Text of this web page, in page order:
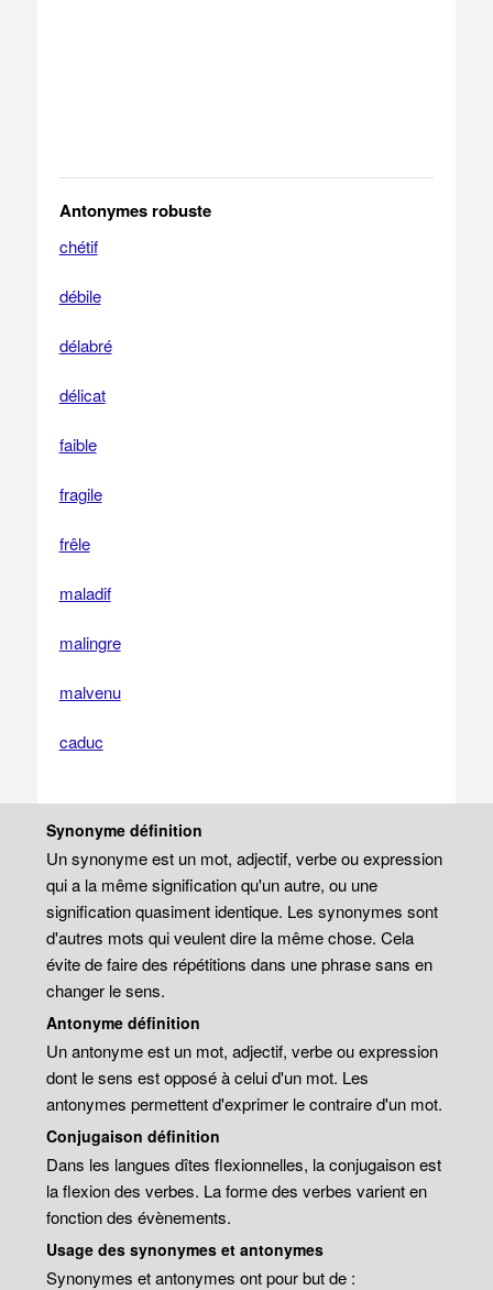
Antonymes robuste
chétif
débile
délabré
délicat
faible
fragile
frêle
maladif
malingre
malvenu
caduc
Synonyme définition
Un synonyme est un mot, adjectif, verbe ou expression
qui a la même signification qu'un autre, ou une
signification quasiment identique. Les synonymes sont
d'autres mots qui veulent dire la même chose. Cela
évite de faire des répétitions dans une phrase sans en
changer le sens.
Antonyme définition
Un antonyme est un mot, adjectif, verbe ou expression
dont le sens est opposé à celui d'un mot. Les
antonymes permettent d'exprimer le contraire d'un mot.
Conjugaison définition
Dans les langues dîtes flexionnelles, la conjugaison est
la flexion des verbes. La forme des verbes varient en
fonction des évènements.
Usage des synonymes et antonymes
Synonymes et antonymes ont pour but de :